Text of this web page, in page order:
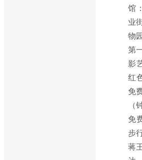
馆
业
物
第
影
红
免
免
步
蒋